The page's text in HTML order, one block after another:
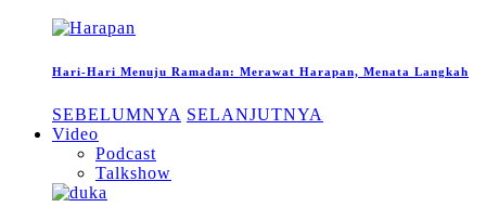
Hari-Hari Menuju Ramadan: Merawat Harapan, Menata Langkah
SEBELUMNYA SELANJUTNYA
Video
Podcast
Talkshow